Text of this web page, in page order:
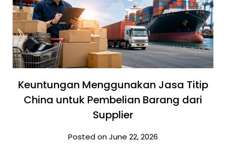
Keuntungan Menggunakan Jasa Titip
China untuk Pembelian Barang dari
Supplier
Posted on June 22, 2026